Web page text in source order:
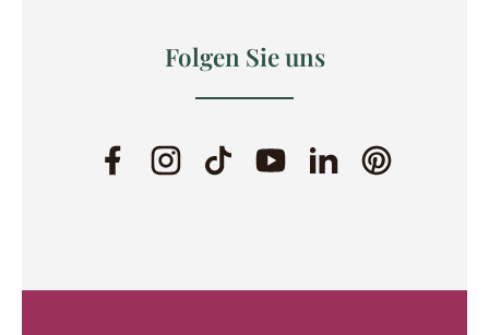
Folgen Sie uns